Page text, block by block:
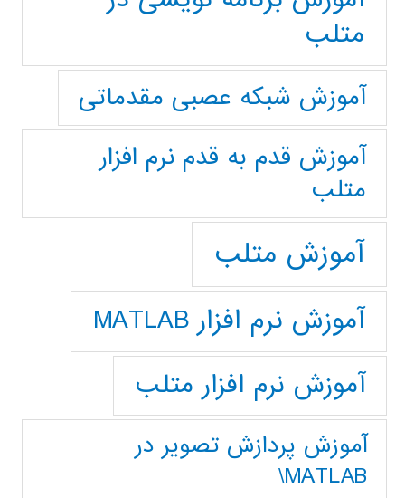
متلب
آموزش شبکه عصبی مقدماتی
آموزش قدم به قدم نرم افزار
متلب
آموزش متلب
آموزش نرم افزار MATLAB
آموزش نرم افزار متلب
آموزش پردازش تصوير در
MATLAB\